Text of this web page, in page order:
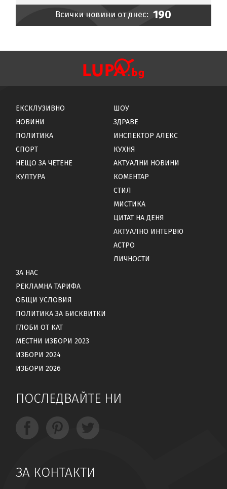
Всички новини от днес: 190
ЕКСКЛУЗИВНО
НОВИНИ
ПОЛИТИКА
СПОРТ
НЕЩО ЗА ЧЕТЕНЕ
КУЛТУРА
ШОУ
ЗДРАВЕ
ИНСПЕКТОР АЛЕКС
КУХНЯ
АКТУАЛНИ НОВИНИ
КОМЕНТАР
СТИЛ
МИСТИКА
ЦИТАТ НА ДЕНЯ
АКТУАЛНО ИНТЕРВЮ
АСТРО
ЛИЧНОСТИ
ЗА НАС
РЕКЛАМНА ТАРИФА
ОБЩИ УСЛОВИЯ
ПОЛИТИКА ЗА БИСКВИТКИ
ГЛОБИ ОТ КАТ
МЕСТНИ ИЗБОРИ 2023
ИЗБОРИ 2024
ИЗБОРИ 2026
ПОСЛЕДВАЙТЕ НИ
ЗА КОНТАКТИ